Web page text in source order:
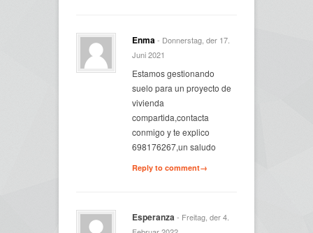
Enma- Donnerstag, der 17.
Juni 2021
Estamos gestionando
suelo para un proyecto de
vivienda
compartida,contacta
conmigo y te explico
698176267,un saludo
Reply to comment→
Esperanza- Freitag, der 4.